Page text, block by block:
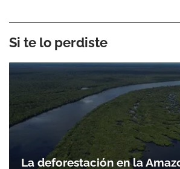
Si te lo perdiste
La deforestación en la